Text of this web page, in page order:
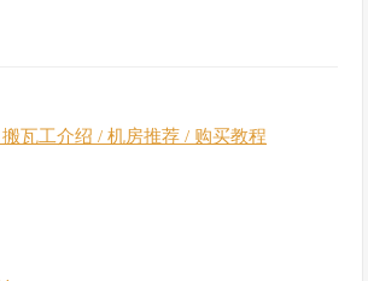
瓦工介绍 / 机房推荐 / 购买教程